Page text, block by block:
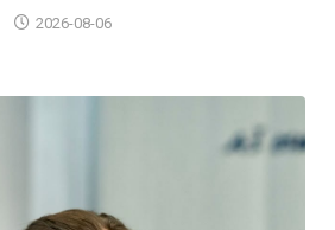
2026-08-06